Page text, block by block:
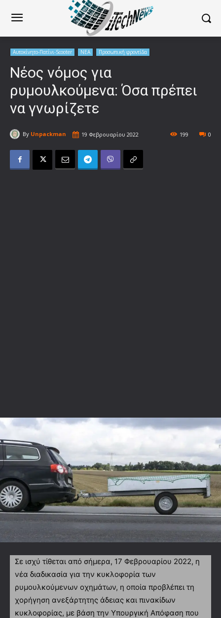
Αυτοκίνητο-Πατίνι-Scooter ΝΕΑ Προσωπική φροντίδα
Νέος νόμος για
ρυμουλκούμενα: Όσα πρέπει
να γνωρίζετε
By Unpackman 19 Φεβρουαρίου 2022 0
199
Σε ισχύ τίθεται από σήμερα, 17 Φεβρουαρίου 2022, η
νέα διαδικασία για την κυκλοφορία των
ρυμουλκούμενων οχημάτων, η οποία προβλέπει τη
χορήγηση ανεξάρτητης άδειας και πινακίδων
κυκλοφορίας, με βάση την Υπουργική Απόφαση που